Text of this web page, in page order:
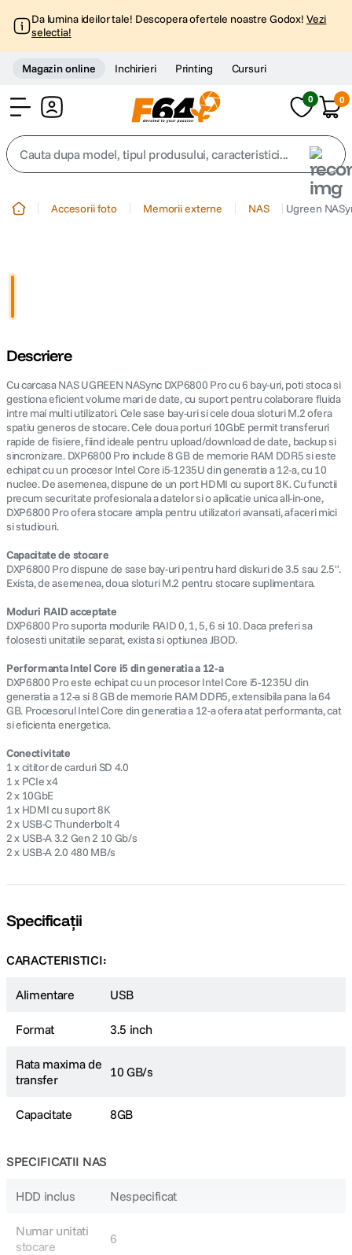
Da lumina ideilor tale! Descopera ofertele noastre Godox! Vezi
selectia!
Magazin online Inchirieri Printing Cursuri
0 0
Cauta dupa model, tipul produsului, caracteristici...
5. canon sx740 hs
6. lavaliera
7. card memorie
8 dji mic mini
10. insta 360
Accesorii foto Memorii externe NAS Ugreen
Descriere
Cu carcasa NAS UGREEN NASync DXP6800 Pro cu 6 bay-uri, poti stoca si
gestiona eficient volume mari de date, cu suport pentru colaborare fluida
intre mai multi utilizatori. Cele sase bay-uri si cele doua sloturi M.2 ofera
spatiu generos de stocare. Cele doua porturi 10GbE permit transferuri
rapide de fisiere, fiind ideale pentru upload/download de date, backup si
sincronizare. DXP6800 Pro include 8 GB de memorie RAM DDR5 si este
echipat cu un procesor Intel Core i5-1235U din generatia a 12-a, cu 10
nuclee. De asemenea, dispune de un port HDMI cu suport 8K. Cu functii
precum securitate profesionala a datelor si o aplicatie unica all-in-one,
DXP6800 Pro ofera stocare ampla pentru utilizatori avansati, afaceri mici
si studiouri.
Capacitate de stocare
DXP6800 Pro dispune de sase bay-uri pentru hard diskuri de 3.5 sau 2.5".
Exista, de asemenea, doua sloturi M.2 pentru stocare suplimentara.
Moduri RAID acceptate
DXP6800 Pro suporta modurile RAID 0, 1, 5, 6 si 10. Daca preferi sa
folosesti unitatile separat, exista si optiunea JBOD.
Performanta Intel Core i5 din generatia a 12-a
DXP6800 Pro este echipat cu un procesor Intel Core i5-1235U din
generatia a 12-a si 8 GB de memorie RAM DDR5, extensibila pana la 64
GB. Procesorul Intel Core din generatia a 12-a ofera atat performanta, cat
si eficienta energetica.
Conectivitate
1 x cititor de carduri SD 4.0
1 x PCIe x4
2 x 10GbE
1 x HDMI cu suport 8K
2 x USB-C Thunderbolt 4
2 x USB-A 3.2 Gen 2 10 Gb/s
2 x USB-A 2.0 480 MB/s
Specificații
CARACTERISTICI:
Alimentare USB
Format 3.5 inch
Rata maxima de
transfer
10 GB/s
Capacitate 8GB
SPECIFICATII NAS
HDD inclus Nespecificat
Numar unitati
stocare
6